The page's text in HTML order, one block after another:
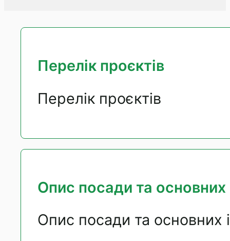
Перелік проєктів
Перелік проєктів
Опис посади та основних
Опис посади та основних